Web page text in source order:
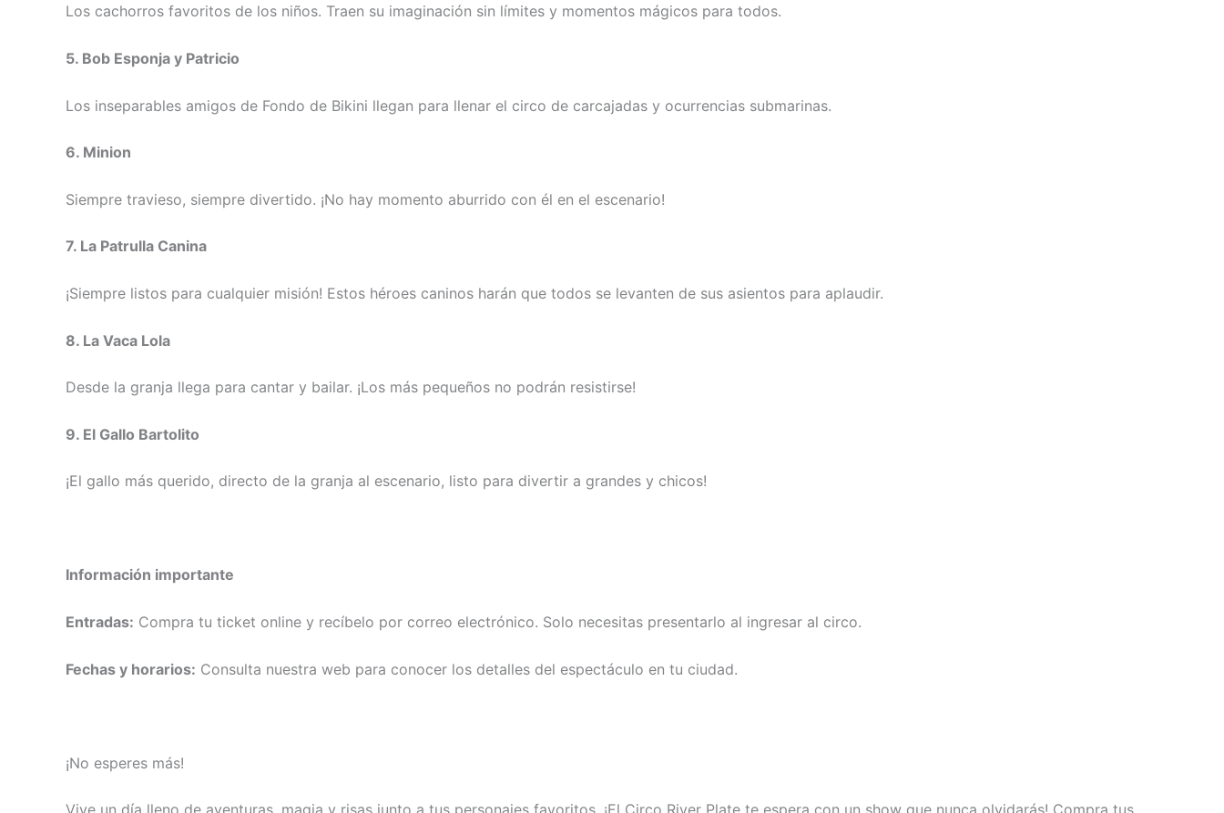
Los cachorros favoritos de los niños. Traen su imaginación sin límites y momentos mágicos para todos.
5. Bob Esponja y Patricio
Los inseparables amigos de Fondo de Bikini llegan para llenar el circo de carcajadas y ocurrencias submarinas.
6. Minion
Siempre travieso, siempre divertido. ¡No hay momento aburrido con él en el escenario!
7. La Patrulla Canina
¡Siempre listos para cualquier misión! Estos héroes caninos harán que todos se levanten de sus asientos para aplaudir.
8. La Vaca Lola
Desde la granja llega para cantar y bailar. ¡Los más pequeños no podrán resistirse!
9. El Gallo Bartolito
¡El gallo más querido, directo de la granja al escenario, listo para divertir a grandes y chicos!
Información importante
Entradas: Compra tu ticket online y recíbelo por correo electrónico. Solo necesitas presentarlo al ingresar al circo.
Fechas y horarios: Consulta nuestra web para conocer los detalles del espectáculo en tu ciudad.
¡No esperes más!